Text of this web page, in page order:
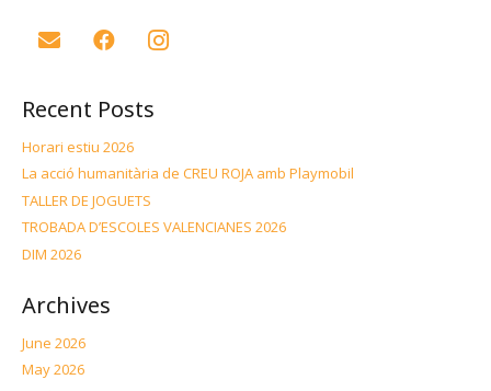
Recent Posts
Horari estiu 2026
La acció humanitària de CREU ROJA amb Playmobil
TALLER DE JOGUETS
TROBADA D’ESCOLES VALENCIANES 2026
DIM 2026
Archives
June 2026
May 2026